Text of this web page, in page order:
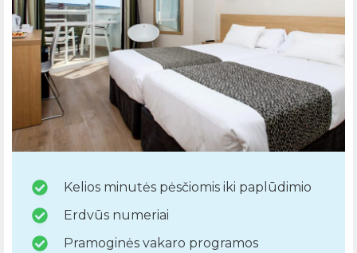
Kelios minutės pėsčiomis iki paplūdimio
Erdvūs numeriai
Pramoginės vakaro programos